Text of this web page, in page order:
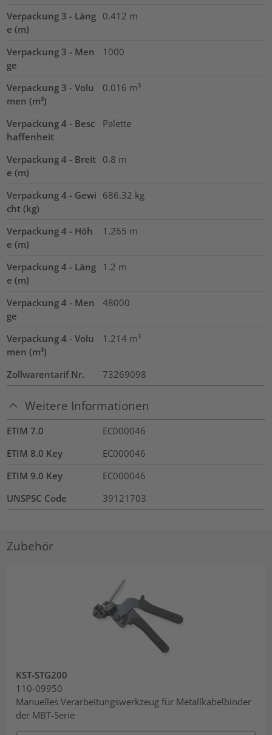
Verpackung 3 - Läng
e (m)
0.412 m
Verpackung 3 - Men
ge
1000
Verpackung 3 - Volu
men (m³)
0.016 m³
Verpackung 4 - Besc
haffenheit
Palette
Verpackung 4 - Breit
e (m)
0.8 m
Verpackung 4 - Gewi
cht (kg)
686.32 kg
Verpackung 4 - Höh
e (m)
1.265 m
Verpackung 4 - Läng
e (m)
1.2 m
Verpackung 4 - Men
ge
48000
Verpackung 4 - Volu
men (m³)
1.214 m³
Zollwarentarif Nr. 73269098
Weitere Informationen
ETIM 7.0
EC000046
ETIM 8.0 Key
EC000046
ETIM 9.0 Key
EC000046
UNSPSC Code
39121703
Zubehör
KST-STG200
110-09950
Manuelles Verarbeitungswerkzeug für Metallkabelbinder
der MBT-Serie